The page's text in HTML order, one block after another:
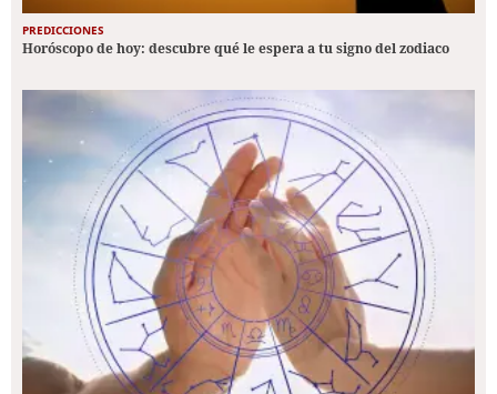
PREDICCIONES
Horóscopo de hoy: descubre qué le espera a tu signo del zodiaco